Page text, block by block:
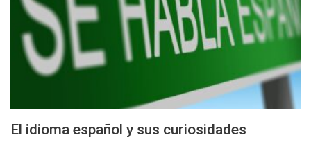
El idioma español y sus curiosidades